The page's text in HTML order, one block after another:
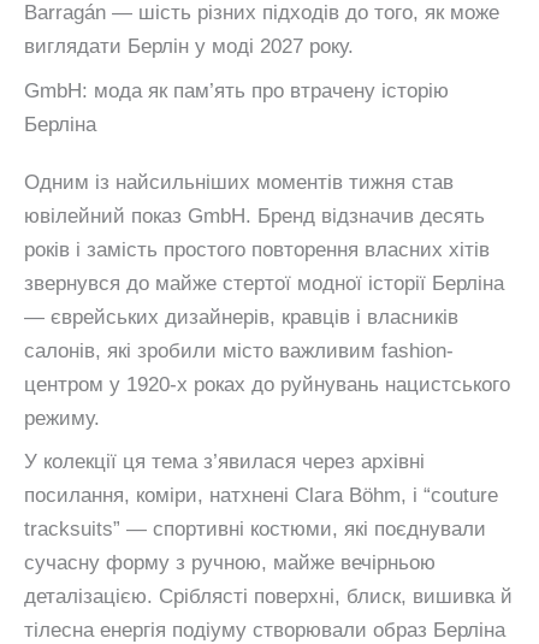
Barragán — шість різних підходів до того, як може
виглядати Берлін у моді 2027 року.
GmbH: мода як пам’ять про втрачену історію
Берліна
Одним із найсильніших моментів тижня став
ювілейний показ GmbH. Бренд відзначив десять
років і замість простого повторення власних хітів
звернувся до майже стертої модної історії Берліна
— єврейських дизайнерів, кравців і власників
салонів, які зробили місто важливим fashion-
центром у 1920-х роках до руйнувань нацистського
режиму.
У колекції ця тема з’явилася через архівні
посилання, коміри, натхнені Clara Böhm, і “couture
tracksuits” — спортивні костюми, які поєднували
сучасну форму з ручною, майже вечірньою
деталізацією. Сріблясті поверхні, блиск, вишивка й
тілесна енергія подіуму створювали образ Берліна